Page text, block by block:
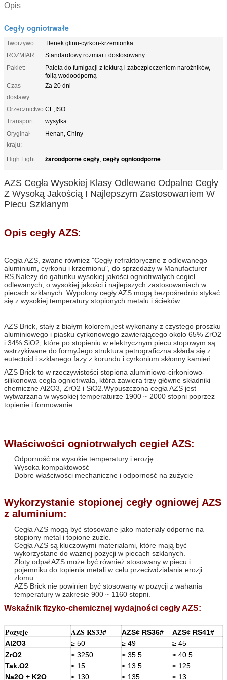
Opis
Cegły ogniotrwałe
Tworzywo:
Tlenek glinu-cyrkon-krzemionka
ROZMIAR:
Standardowy rozmiar i dostosowany
Pakiet:
Paleta do fumigacji z tekturą i zabezpieczeniem narożników,
folią wodoodporną
Czas
dostawy:
Za 20 dni
Orzecznictwo:CE,ISO
Transport:
wysyłka
Oryginał
kraju:
Henan, Chiny
High Light: żaroodporne cegły, cegły ognioodporne
AZS Cegła Wysokiej Klasy Odlewane Odpalne Cegły
Z Wysoką Jakością I Najlepszym Zastosowaniem W
Piecu Szklanym
Opis cegły AZS:
Cegła AZS, zwane również "Cegły refraktoryczne z odlewanego
aluminium, cyrkonu i krzemionu", do sprzedaży w Manufacturer
RS,Należy do gatunku wysokiej jakości ogniotrwałych cegieł
odlewanych, o wysokiej jakości i najlepszych zastosowaniach w
piecach szklanych. Wypolony cegły AZS mogą bezpośrednio stykać
się z wysokiej temperatury stopionych metalu i ścieków.
AZS Brick, stały z białym kolorem,jest wykonany z czystego proszku
aluminiowego i piasku cyrkonowego zawierającego około 65% ZrO2
i 34% SiO2, które po stopieniu w elektrycznym piecu stopowym są
wstrzykiwane do formyJego struktura petrograficzna składa się z
eutectoid i szklanego fazy z korundu i cyrkonium skłonny kamień.
AZS Brick to w rzeczywistości stopiona aluminiowo-cirkoniowo-
silikonowa cegła ogniotrwała, która zawiera trzy główne składniki
chemiczne Al2O3, ZrO2 i SiO2.Wypuszczona cegła AZS jest
wytwarzana w wysokiej temperaturze 1900 ~ 2000 stopni poprzez
topienie i formowanie
Właściwości ogniotrwałych cegieł AZS:
Odporność na wysokie temperatury i erozję
Wysoka kompaktowość
Dobre właściwości mechaniczne i odporność na zużycie
Wykorzystanie stopionej cegły ogniowej AZS
z aluminium:
Cegła AZS mogą być stosowane jako materiały odporne na
stopiony metal i topione żużle.
Cegła AZS są kluczowymi materiałami, które mają być
wykorzystane do ważnej pozycji w piecach szklanych.
Złoty odpał AZS może być również stosowany w piecu i
pojemniku do topienia metali w celu przeciwdziałania erozji
złomu.
AZS Brick nie powinien być stosowany w pozycji z wahania
temperatury w zakresie 900 ~ 1160 stopni.
Wskaźnik fizyko-chemicznej wydajności cegły AZS:
Pozycje AZS RS33# AZS¢ RS36# AZS¢ RS41#
Al2O3
≥ 50 ≥ 49
≥ 45
ZrO2
≥ 3250 ≥ 35.5
≥ 40.5
Tak.O2 ≤ 15 ≤ 13.5
≤ 125
Na2O + K2O
≤ 130 ≤ 135 ≤ 13